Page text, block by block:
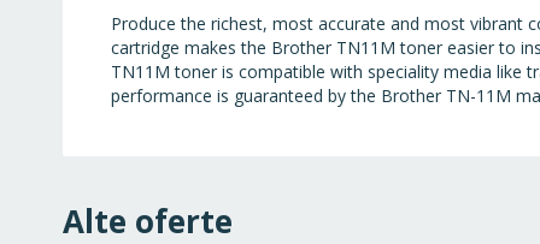
Produce the richest, most accurate and most vibrant
cartridge makes the Brother TN11M toner easier to
TN11M toner is compatible with speciality media like
performance is guaranteed by the Brother TN-11M
Alte oferte